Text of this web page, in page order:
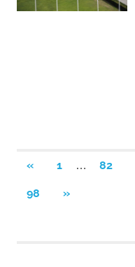
Pagination
des
«PREVIOUS
1 … 82
98
NEXT
»